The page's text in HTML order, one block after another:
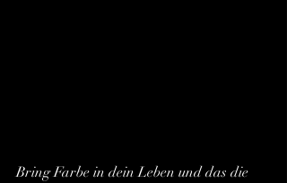
Bring Farbe in dein Leben und das die